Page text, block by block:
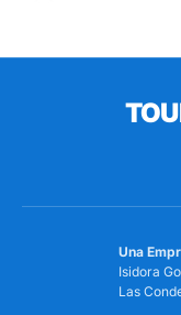
Una
Isidora
Las